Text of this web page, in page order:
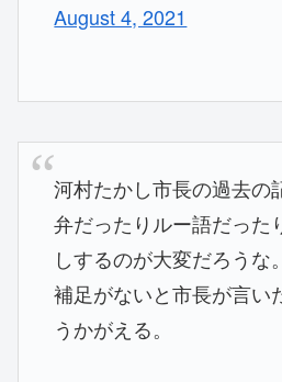
August 4, 2021
河村たかし市長の過去の
弁だったりルー語だった
しするのが大変だろうな
補足がないと市長が言い
うかがえる。